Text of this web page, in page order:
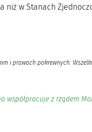
niż w Stanach
i prawach pokrewnych.
współpracuje z rządem